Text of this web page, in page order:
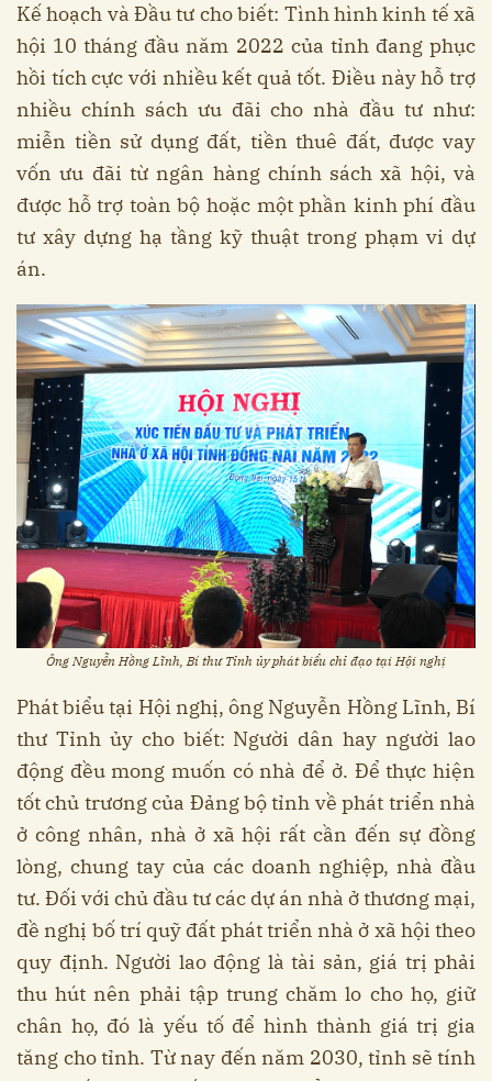
Kế hoạch và Đầu tư cho biết: Tình hình kinh tế xã
hội 10 tháng đầu năm 2022 của tỉnh đang phục
hồi tích cực với nhiều kết quả tốt. Điều này hỗ trợ
nhiều chính sách ưu đãi cho nhà đầu tư như:
miễn tiền sử dụng đất, tiền thuê đất, được vay
vốn ưu đãi từ ngân hàng chính sách xã hội, và
được hỗ trợ toàn bộ hoặc một phần kinh phí đầu
tư xây dựng hạ tầng kỹ thuật trong phạm vi dự
án.
Ông Nguyễn Hồng Lĩnh, Bí thư Tỉnh ủy phát biểu chỉ đạo tại Hội nghị
Phát biểu tại Hội nghị, ông Nguyễn Hồng Lĩnh, Bí
thư Tỉnh ủy cho biết: Người dân hay người lao
động đều mong muốn có nhà để ở. Để thực hiện
tốt chủ trương của Đảng bộ tỉnh về phát triển nhà
ở công nhân, nhà ở xã hội rất cần đến sự đồng
lòng, chung tay của các doanh nghiệp, nhà đầu
tư. Đối với chủ đầu tư các dự án nhà ở thương mại,
đề nghị bố trí quỹ đất phát triển nhà ở xã hội theo
quy định. Người lao động là tài sản, giá trị phải
thu hút nên phải tập trung chăm lo cho họ, giữ
chân họ, đó là yếu tố để hình thành giá trị gia
tăng cho tỉnh. Từ nay đến năm 2030, tỉnh sẽ tính